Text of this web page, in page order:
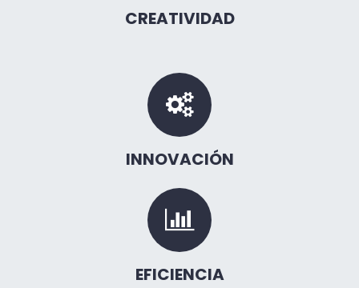
CREATIVIDAD
INNOVACIÓN
EFICIENCIA